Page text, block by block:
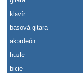
klavír
basová gitara
akordeón
husle
bicie